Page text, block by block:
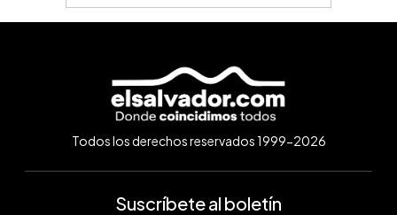
Todos los derechos reservados 1999-2026
Suscríbete al boletín